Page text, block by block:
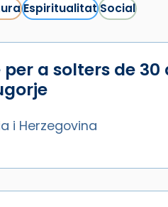
EspiritualitatSocial
a solters de 30
i Herzegovina